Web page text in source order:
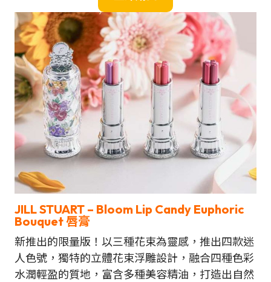
JILL STUART – Bloom Lip Candy Euphoric
Bouquet 唇膏
新推出的限量版！以三種花束為靈感，推出四款迷
人色號，獨特的立體花束浮雕設計，融合四種色彩
水潤輕盈的質地，富含多種美容精油，打造出自然